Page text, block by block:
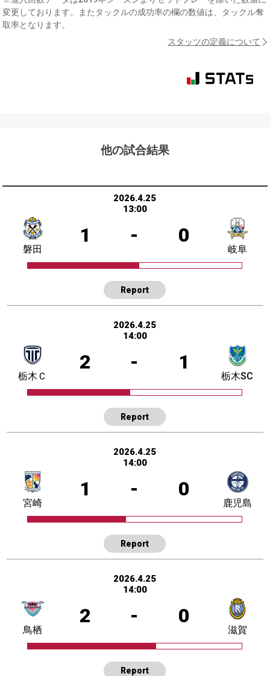
変更しております。またタックルの成功率の欄の数値は、タックル奪
取率となります。
スタッツの定義について
他の試合結果
2026.4.25
13:00
1 - 0
磐田 岐阜
Report
2026.4.25
14:00
2 - 1
栃木Ｃ 栃木SC
Report
2026.4.25
14:00
1 - 0
宮崎 鹿児島
Report
2026.4.25
14:00
2 - 0
鳥栖 滋賀
Report